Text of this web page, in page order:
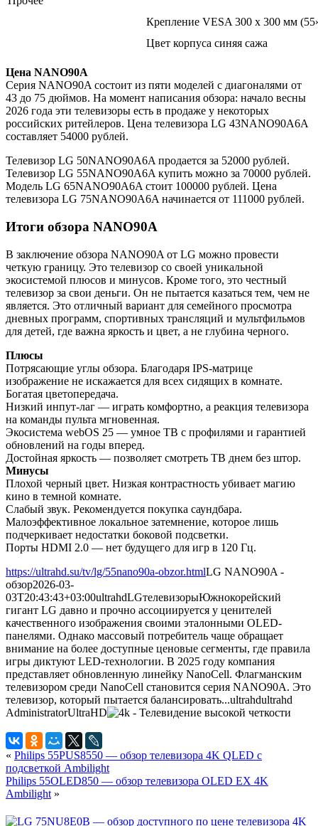
Крепление VESA 300 x 300 мм
Цвет корпуса синяя сажа
Цена NANO90A
Серия NANO90A состоит из пяти моделей с диагоналями от
43 до 75 дюймов. На момент написания обзора: начало весны
2026 года эти телевизоры есть в продаже у некоторых
российских ритейлеров. Цена телевизора LG 43NANO90A6A
составляет 54000 рублей.
Телевизор LG 50NANO90A6A продается за 52000 рублей.
Телевизор LG 55NANO90A6A купить можно за 70000 рублей.
Модель LG 65NANO90A6A стоит 100000 рублей. Цена
телевизора LG 75NANO90A6A начинается от 111000 рублей.
Итоги обзора NANO90A
В заключение обзора NANO90A от LG можно провести
четкую границу. Это телевизор со своей уникальной
экосистемой плюсов и минусов. Кроме того, это честный
телевизор за свои деньги. Он не пытается казаться тем, чем не
является. Это отличный вариант для семейного просмотра
дневных программ, спортивных трансляций и мультфильмов
для детей, где важна яркость и цвет, а не глубина черного.
Плюсы
Потрясающие углы обзора. Благодаря IPS-матрице
изображение не искажается для всех сидящих в комнате.
Богатая цветопередача.
Низкий инпут-лаг — играть комфортно, а реакция телевизора
на команды пульта мгновенная.
Экосистема webOS 25 — умное ТВ с профилями и гарантией
обновлений на годы вперед.
Достойная яркость — позволяет смотреть ТВ днем без штор.
Минусы
Плохой черный цвет. Низкая контрастность убивает магию
кино в темной комнате.
Слабый звук. Рекомендуется покупка саундбара.
Малоэффективное локальное затемнение, которое лишь
подчеркивает недостатки боковой подсветки.
Порты HDMI 2.0 — нет будущего для игр в 120 Гц.
https://ultrahd.su/tv/lg/55nano90a-obzor.htmlLG NANO90A -
обзор2026-03-
03T20:43:43+03:00ultrahdLGтелевизорыЮжнокорейский
гигант LG давно и прочно ассоциируется у ценителей
качественного изображения своими эталонными OLED-
панелями. Однако массовый потребитель чаще обращает
внимание на более доступные ценовые сегменты, где правила
игры диктуют LED-технологии. В 2025 году компания
представляет обновленную линейку NanoCell. Флагманским
телевизором среди NanoCell становится серия NANO90A. Это
телевизор, который пытается балансировать...ultrahdultrahd
AdministratorUltraHD
« Philips 55PUS8550 — обзор телевизора 4K QLED с
подсветкой Ambilight
Philips 55OLED850 — обзор телевизора OLED EX 4K
Ambilight »